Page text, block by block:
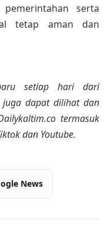
serta
tetap aman dan
setiap hari dari
juga dapat dilihat dan
termasuk
dan Youtube.
News